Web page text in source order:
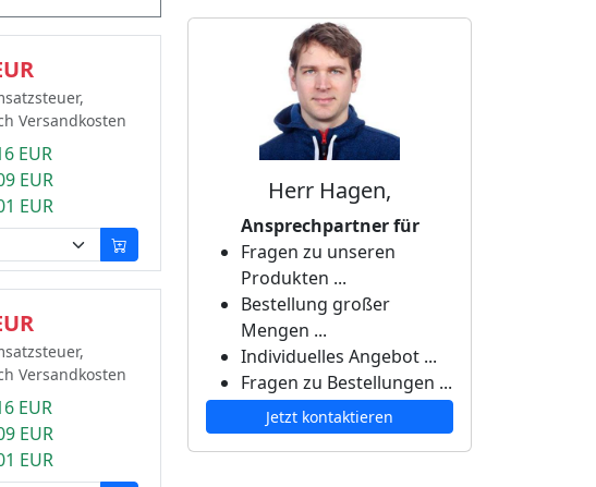
Versandkosten
EUR
EUR
EUR
Versandkosten
EUR
EUR
EUR
Herr Hagen,
Ansprechpartner für
Fragen zu unseren
Produkten ...
Bestellung großer
Mengen ...
Individuelles Angebot ...
Fragen zu Bestellungen ...
Jetzt kontaktieren